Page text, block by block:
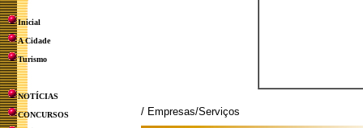
Inicial
A Cidade
Turismo
NOTÍCIAS
CONCURSOS / Empresas/Serviços